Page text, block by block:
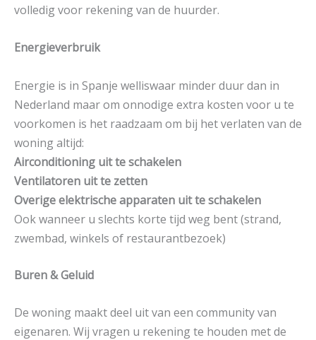
volledig voor rekening van de huurder.
Energieverbruik
Energie is in Spanje welliswaar minder duur dan in
Nederland maar om onnodige extra kosten voor u te
voorkomen is het raadzaam om bij het verlaten van de
woning altijd:
Airconditioning uit te schakelen
Ventilatoren uit te zetten
Overige elektrische apparaten uit te schakelen
Ook wanneer u slechts korte tijd weg bent (strand,
zwembad, winkels of restaurantbezoek)
Buren & Geluid
De woning maakt deel uit van een community van
eigenaren. Wij vragen u rekening te houden met de